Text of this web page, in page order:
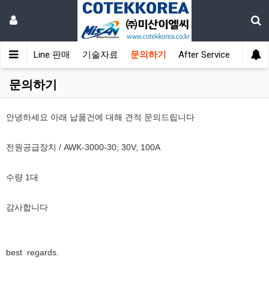
On-Line 판매 기술자료 문의하기 After Service
문의하기
안녕하세요 아래 납품건에 대해 견적 문의드립니다
전원공급장치 / AWK-3000-30; 30V; 100A
수량 1대
감사합니다
best regards.